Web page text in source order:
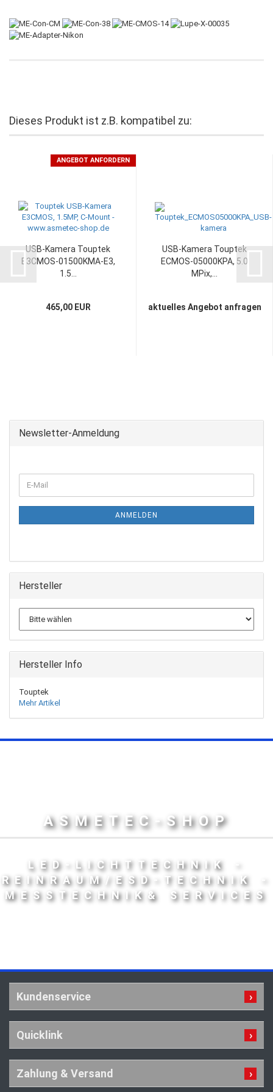
Dieses Produkt ist z.B. kompatibel zu:
ANGEBOT ANFORDERN
USB-Kamera Touptek
E3CMOS-01500KMA-E3,
1.5...
465,00 EUR
USB-Kamera Touptek
ECMOS-05000KPA, 5.0
MPix,...
aktuelles Angebot anfragen
Newsletter-Anmeldung
ANMELDEN
Hersteller
Hersteller Info
Touptek
Mehr Artikel
ASMETEC-SHOP
LED-LICHTTECHNIK -
REINRAUM/ESD-TECHNIK -
MESSTECHNIK& SERVICES
Kundenservice
Quicklink
Zahlung & Versand